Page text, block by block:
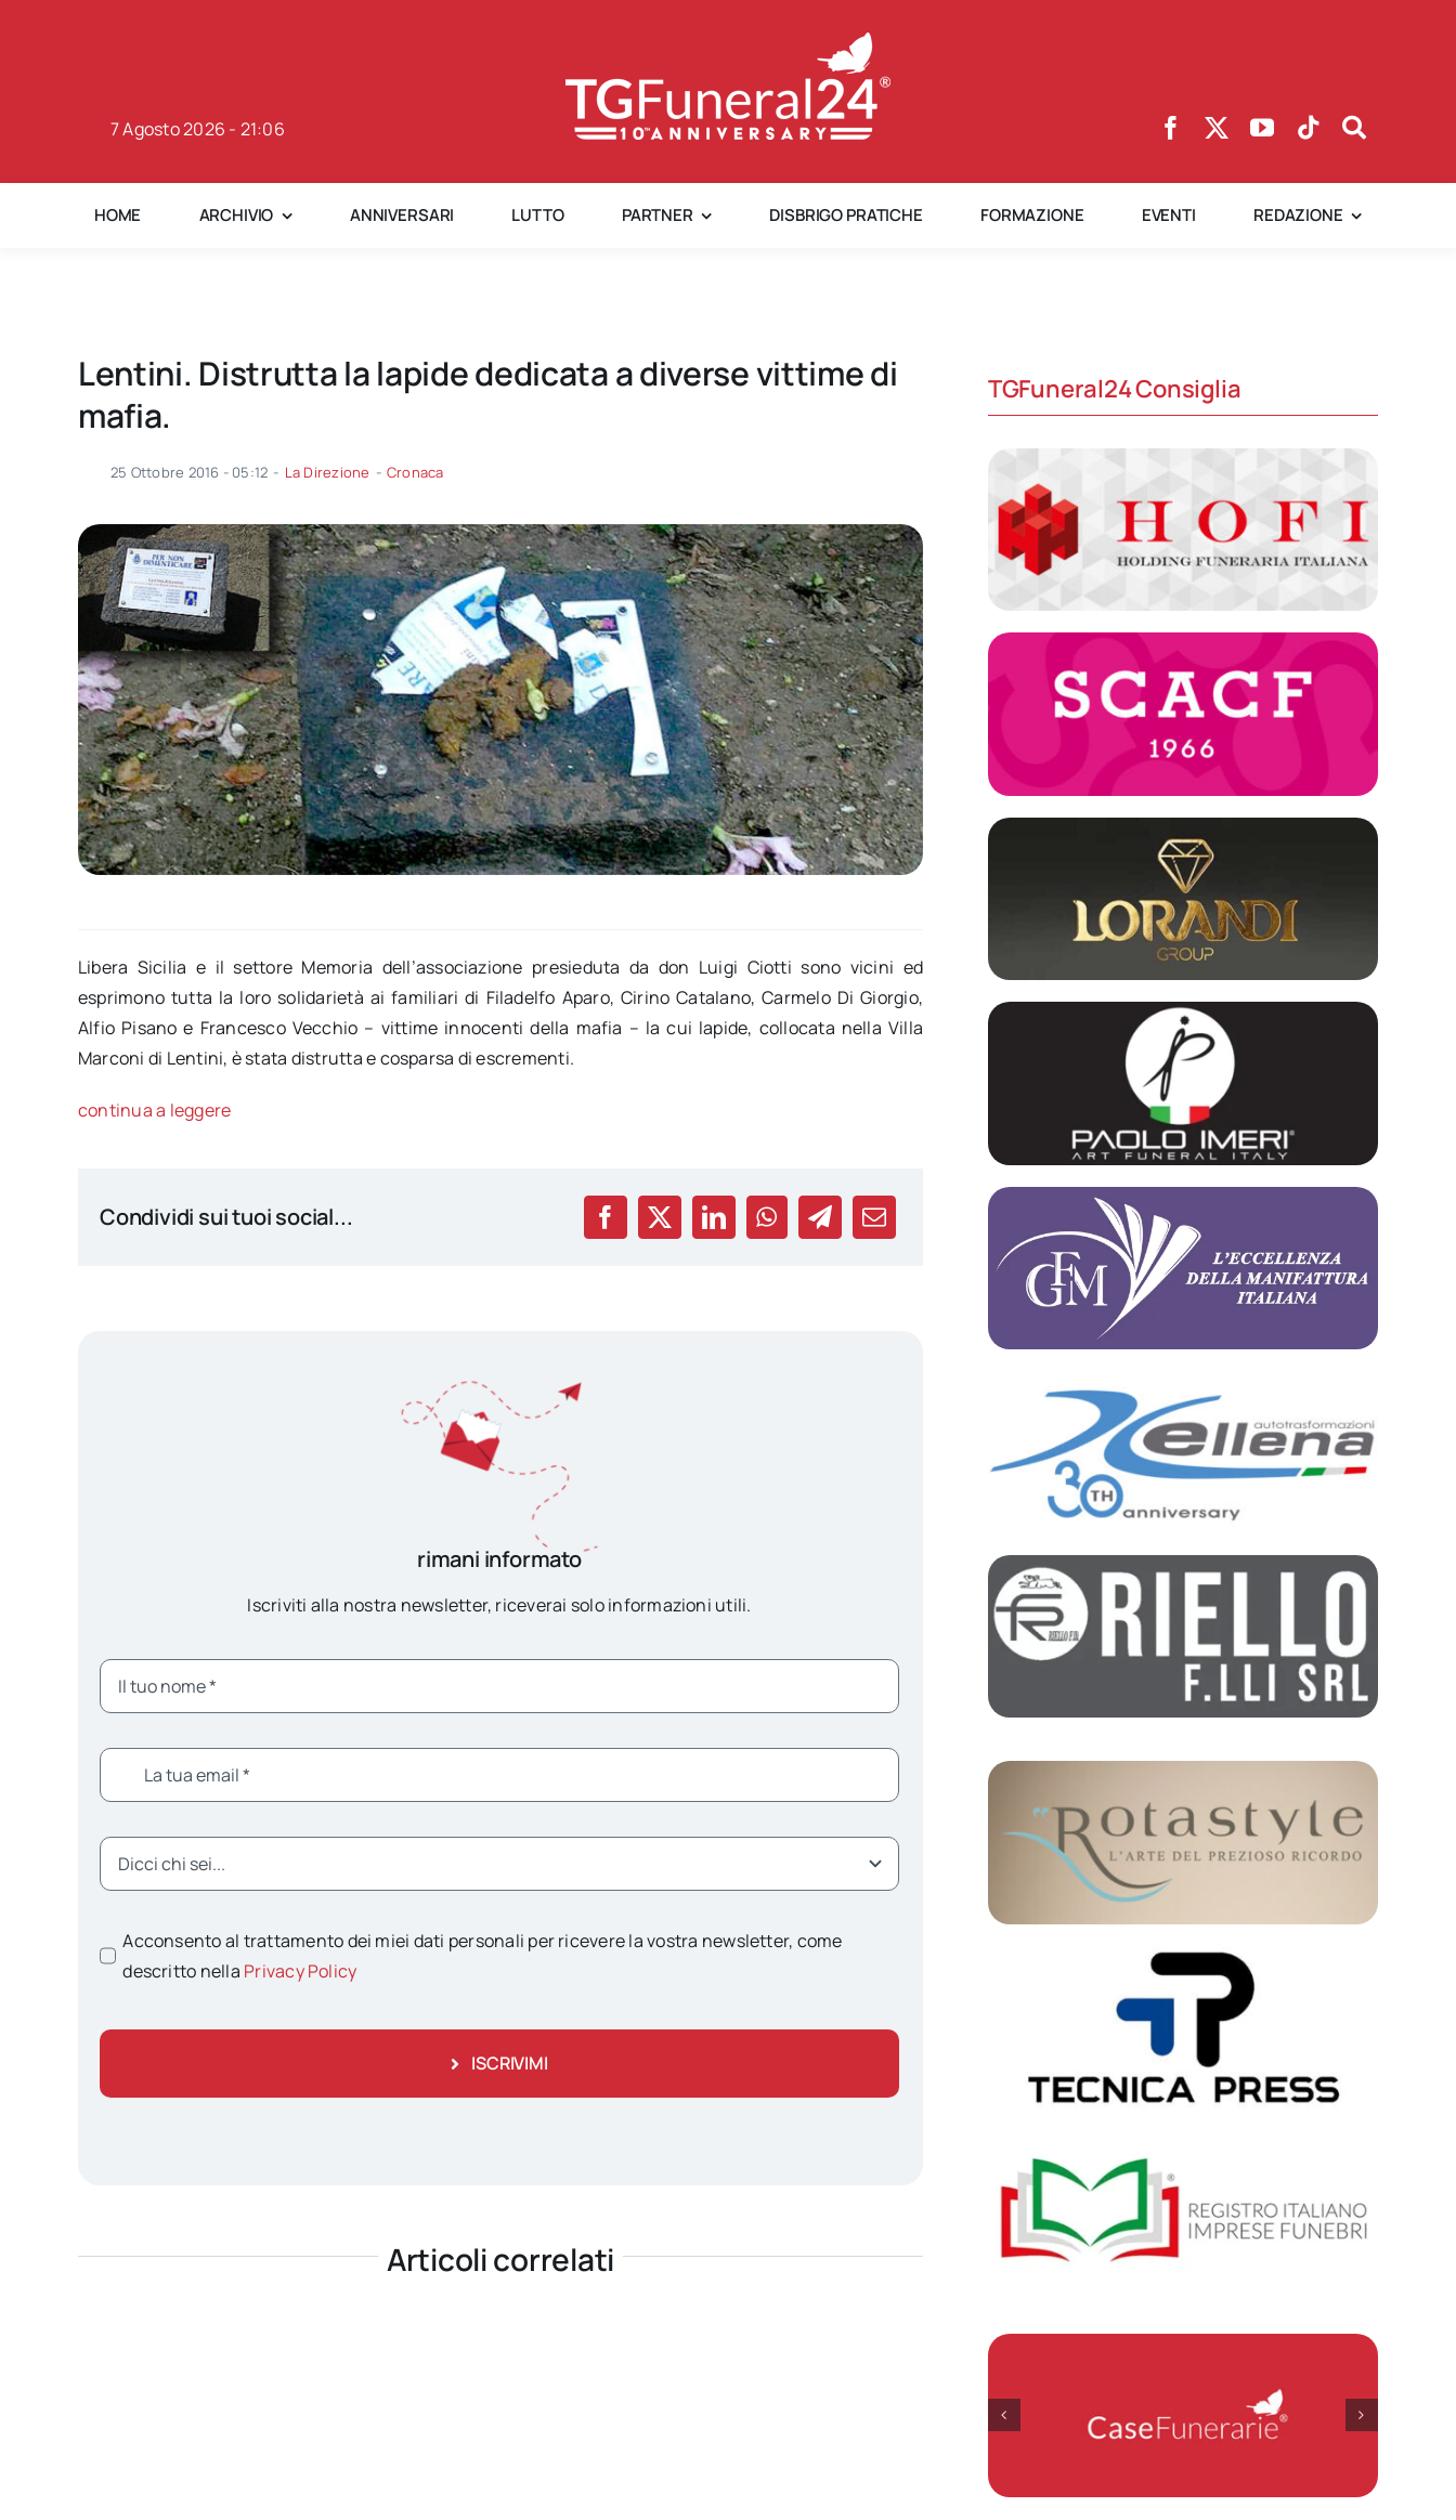
7 Agosto 2026 - 21:06
HOME ARCHIVIO ANNIVERSARI LUTTO PARTNER DISBRIGO PRATICHE FORMAZIONE EVENTI REDAZIONE
Lentini. Distrutta la lapide dedicata a diverse vittime di
mafia.
25 Ottobre 2016 - 05:12 - La Direzione - Cronaca
Libera Sicilia e il settore Memoria dell’associazione presieduta da don Luigi Ciotti sono vicini ed
esprimono tutta la loro solidarietà ai familiari di Filadelfo Aparo, Cirino Catalano, Carmelo Di Giorgio,
Alfio Pisano e Francesco Vecchio – vittime innocenti della mafia – la cui lapide, collocata nella Villa
Marconi di Lentini, è stata distrutta e cosparsa di escrementi.
continua a leggere
Condividi sui tuoi social...
rimani informato
Iscriviti alla nostra newsletter, riceverai solo informazioni utili.
Acconsento al trattamento dei miei dati personali per ricevere la vostra newsletter, come
descritto nella Privacy Policy
ISCRIVIMI
Articoli correlati
TGFuneral24 Consiglia